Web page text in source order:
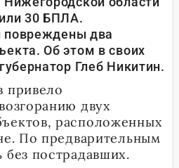
30 БПЛА.
повреждены два
Об этом в своих
Глеб Никитин.
привело
двух
расположенных
По предварительным
пострадавших.